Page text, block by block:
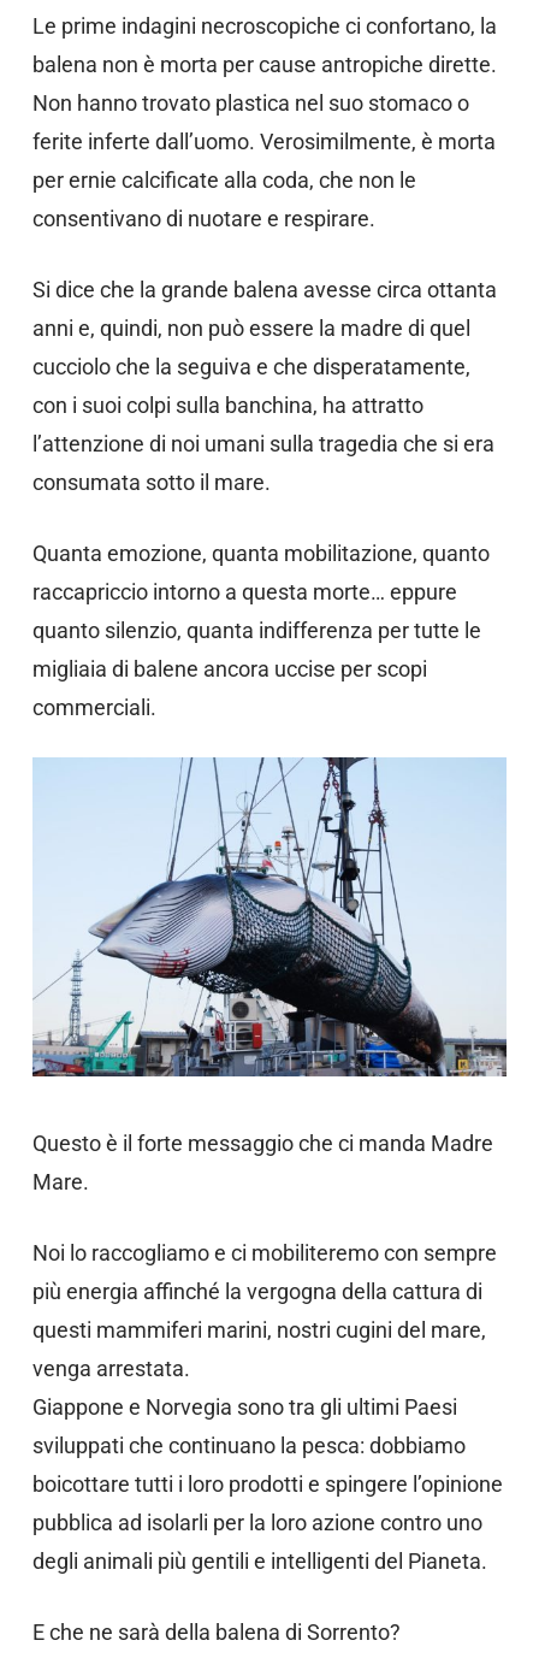
Le prime indagini necroscopiche ci confortano, la
balena non è morta per cause antropiche dirette.
Non hanno trovato plastica nel suo stomaco o
ferite inferte dall’uomo. Verosimilmente, è morta
per ernie calcificate alla coda, che non le
consentivano di nuotare e respirare.
Si dice che la grande balena avesse circa ottanta
anni e, quindi, non può essere la madre di quel
cucciolo che la seguiva e che disperatamente,
con i suoi colpi sulla banchina, ha attratto
l’attenzione di noi umani sulla tragedia che si era
consumata sotto il mare.
Quanta emozione, quanta mobilitazione, quanto
raccapriccio intorno a questa morte… eppure
quanto silenzio, quanta indifferenza per tutte le
migliaia di balene ancora uccise per scopi
commerciali.
Questo è il forte messaggio che ci manda Madre
Mare.
Noi lo raccogliamo e ci mobiliteremo con sempre
più energia affinché la vergogna della cattura di
questi mammiferi marini, nostri cugini del mare,
venga arrestata.
Giappone e Norvegia sono tra gli ultimi Paesi
sviluppati che continuano la pesca: dobbiamo
boicottare tutti i loro prodotti e spingere l’opinione
pubblica ad isolarli per la loro azione contro uno
degli animali più gentili e intelligenti del Pianeta.
E che ne sarà della balena di Sorrento?